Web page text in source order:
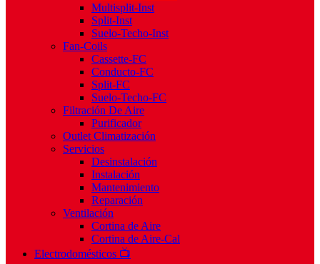
Multisplit-Inst
Split-Inst
Suelo-Techo-Inst
Fan-Coils
Cassette-FC
Conducto-FC
Split-FC
Suelo-Techo-FC
Filtración De Aire
Purificador
Outlet Climatización
Servicios
Desinstalación
Instalación
Mantenimiento
Reparación
Ventilación
Cortina de Aire
Cortina de Aire-Cal
Electrodomésticos 📺